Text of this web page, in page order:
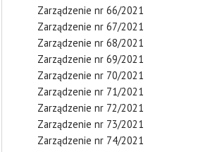
Zarządzenie nr 66/2021
Zarządzenie nr 67/2021
Zarządzenie nr 68/2021
Zarządzenie nr 69/2021
Zarządzenie nr 70/2021
Zarządzenie nr 71/2021
Zarządzenie nr 72/2021
Zarządzenie nr 73/2021
Zarządzenie nr 74/2021